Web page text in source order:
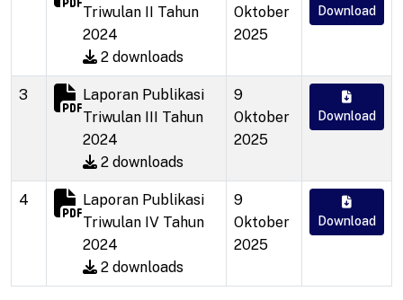
Triwulan II Tahun
2024
2 downloads
Oktober
2025
Download
3
Laporan Publikasi
Triwulan III Tahun
2024
2 downloads
9
Oktober
2025
Download
4
Laporan Publikasi
Triwulan IV Tahun
2024
2 downloads
9
Oktober
2025
Download